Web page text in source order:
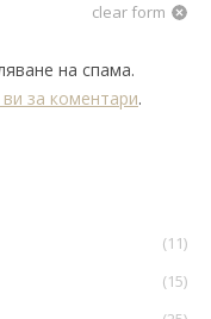
clear form
на спама.
за коментари.
(11)
(15)